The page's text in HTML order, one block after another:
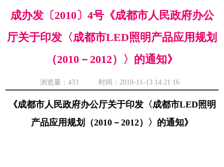
成办发〔2010〕4号《成都市人民政府办公
厅关于印发〈成都市LED照明产品应用规划
（2010－2012）〉的通知》
浏览量： 433 时间：2018-11-13 14:21:16
《成都市人民政府办公厅关于印发〈成都市LED照明
产品应用规划（2010－2012）〉的通知》